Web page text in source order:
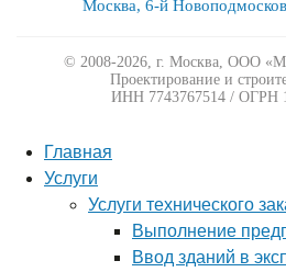
Москва, 6-й
© 2008-2026, г. Москва, ООО
Проектирование и
ИНН 7743767514 / ОГРН
Главная
Услуги
Услуги технического
Выполнение
Ввод зданий в